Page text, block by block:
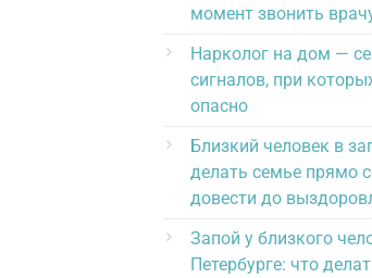
момент звонить
Нарколог на дом —
сигналов, при
опасно
Близкий человек в
делать семье прямо
довести до
Запой у близкого
Петербурге: что